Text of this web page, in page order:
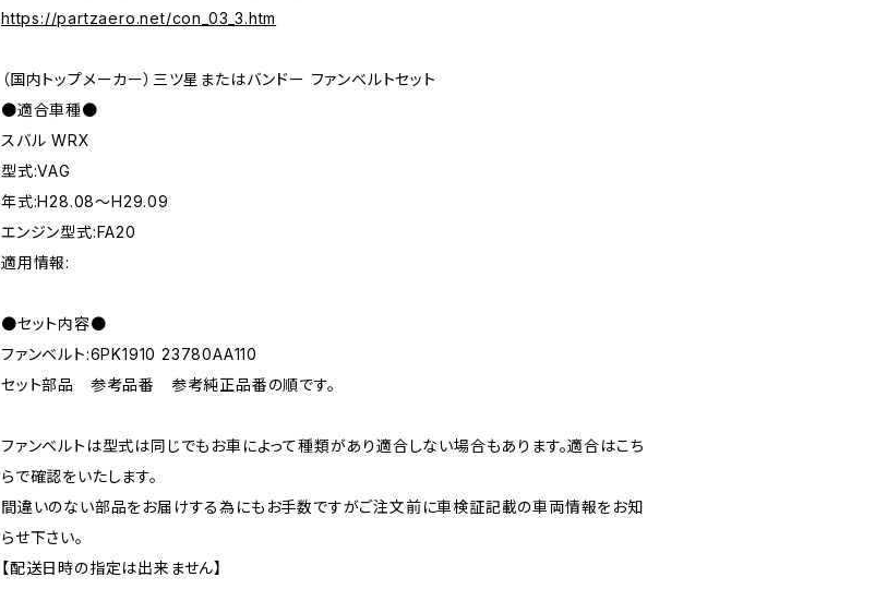
https://partzaero.net/con_03_3.htm
（国内トップメーカー）三ツ星またはバンドー ファンベルトセット
●適合車種●
スバル WRX
型式:VAG
年式:H28.08～H29.09
エンジン型式:FA20
適用情報:
●セット内容●
ファンベルト:6PK1910 23780AA110
セット部品 参考品番 参考純正品番の順です。
ファンベルトは型式は同じでもお車によって種類があり適合しない場合もあります。適合はこち
らで確認をいたします。
間違いのない部品をお届けする為にもお手数ですがご注文前に車検証記載の車両情報をお知
らせ下さい。
【配送日時の指定は出来ません】